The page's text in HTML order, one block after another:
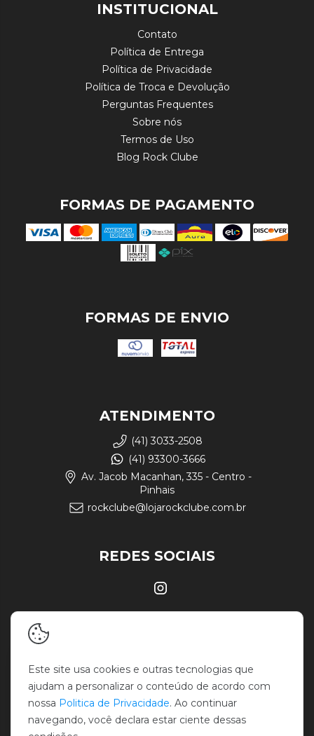
INSTITUCIONAL
Contato
Política de Entrega
Política de Privacidade
Política de Troca e Devolução
Perguntas Frequentes
Sobre nós
Termos de Uso
Blog Rock Clube
FORMAS DE PAGAMENTO
FORMAS DE ENVIO
ATENDIMENTO
(41) 3033-2508
(41) 93300-3666
Av. Jacob Macanhan, 335 - Centro -
Pinhais
rockclube@lojarockclube.com.br
REDES SOCIAIS
Este site usa cookies e outras tecnologias que
ajudam a personalizar o conteúdo de acordo com
nossa Politica de Privacidade. Ao continuar
navegando, você declara estar ciente dessas